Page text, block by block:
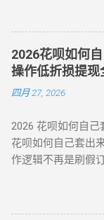
部分用户尝试通过
方式 操作流程 等
款 ★★★★★ 5-30分
工具转账 ★★★★☆ 5
直接通过银行渠道
/ 网商贷 ：纯线上
亲友代付 ：通过正
政策波动影响 （
型 操作核心 手续
/ 家电后协商退货
闪付套现 开通花呗
（四）间接套现策
通道 花呗为信用卡
付模式 通过为亲友
际关系信任。 三、
名称 到账时间 手
4%-8% ★★★★☆
★★★☆☆ 低频次隐
呗额度通过模拟购
款 多通道备份 隐
已不再需要传统的
转 App 或关注 H5
一、 2026 年主流
⭐⭐⭐⭐ 电商代购
拟卡回购平台 话费/
App 刷取花呗？ 为
2026花呗如何
操作低折损提现
四月 27, 2026
2026 花呗如何自
花呗如何自己套出
作逻辑不再是刷假
道，用户可以绕过